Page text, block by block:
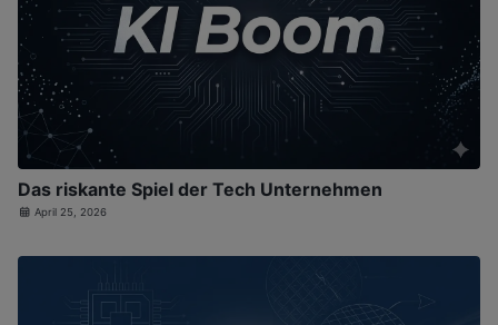
Das riskante Spiel der Tech Unternehmen
April 25, 2026